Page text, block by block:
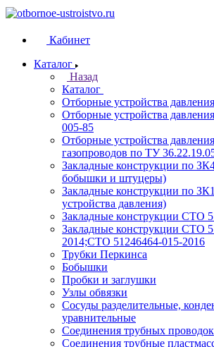
Кабинет
Каталог
Назад
Каталог
Отборные устройства давления
Отборные устройства
005-85
Отборные устройства
газопроводов по ТУ
Закладные конструкции по
бобышки и штуцеры)
Закладные конструкции по
устройства давления)
Закладные конструкции СТО
Закладные конструкции СТО
2014;СТО 51246464-015-2016
Трубки Перкинса
Бобышки
Пробки и заглушки
Узлы обвязки
Сосуды разделительные,
уравнительные
Соединения трубных проводок
Соединения трубные